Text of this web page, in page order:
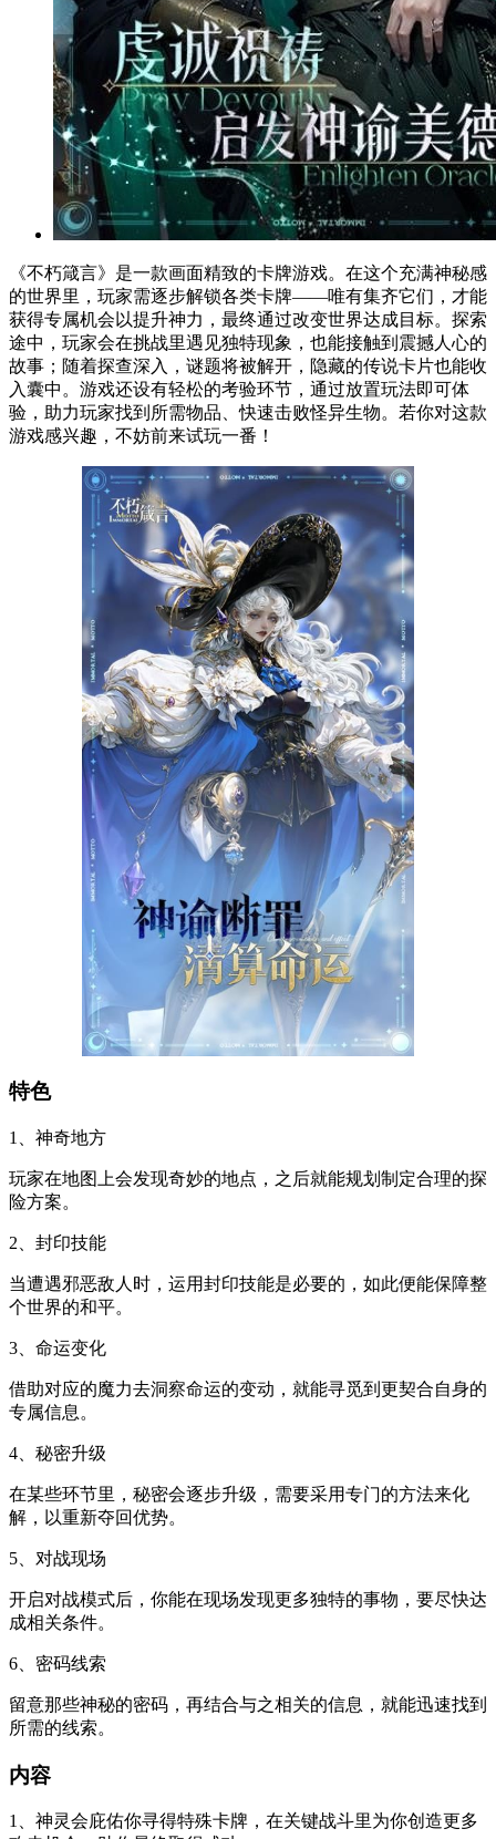
《不朽箴言》是一款画面精致的卡牌游戏。在这个充满神秘感
的世界里，玩家需逐步解锁各类卡牌——唯有集齐它们，才能
获得专属机会以提升神力，最终通过改变世界达成目标。探索
途中，玩家会在挑战里遇见独特现象，也能接触到震撼人心的
故事；随着探查深入，谜题将被解开，隐藏的传说卡片也能收
入囊中。游戏还设有轻松的考验环节，通过放置玩法即可体
验，助力玩家找到所需物品、快速击败怪异生物。若你对这款
游戏感兴趣，不妨前来试玩一番！
特色
1、神奇地方
玩家在地图上会发现奇妙的地点，之后就能规划制定合理的探
险方案。
2、封印技能
当遭遇邪恶敌人时，运用封印技能是必要的，如此便能保障整
个世界的和平。
3、命运变化
借助对应的魔力去洞察命运的变动，就能寻觅到更契合自身的
专属信息。
4、秘密升级
在某些环节里，秘密会逐步升级，需要采用专门的方法来化
解，以重新夺回优势。
5、对战现场
开启对战模式后，你能在现场发现更多独特的事物，要尽快达
成相关条件。
6、密码线索
留意那些神秘的密码，再结合与之相关的信息，就能迅速找到
所需的线索。
内容
1、神灵会庇佑你寻得特殊卡牌，在关键战斗里为你创造更多